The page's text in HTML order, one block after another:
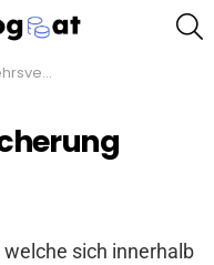
sich innerhalb